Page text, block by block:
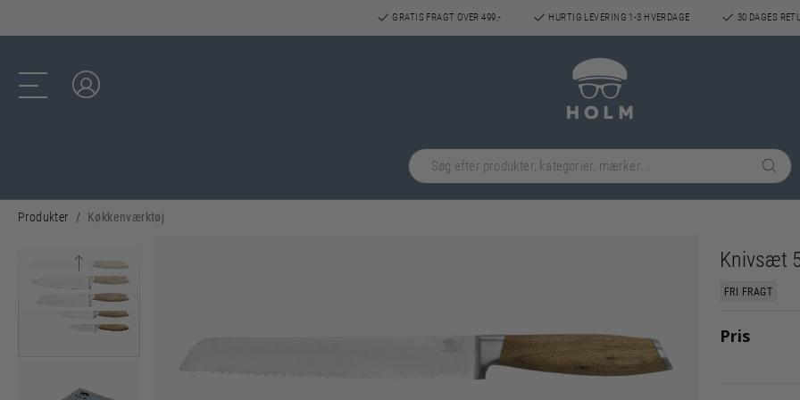
GRATIS FRAGT OVER 499,- HURTIG LEVERING 1-3 HVERDAGE 30 DAGES
Produkter Køkkenværktøj
Knivsæt
FRI FRAGT
Pris